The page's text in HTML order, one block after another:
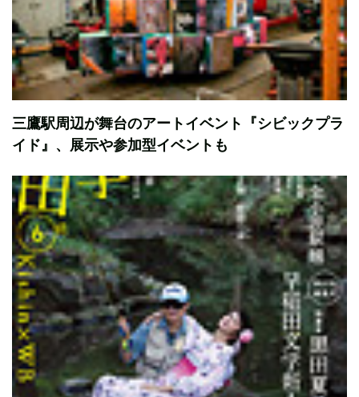
三鷹駅周辺が舞台のアートイベント『シビックプラ
イド』、展示や参加型イベントも